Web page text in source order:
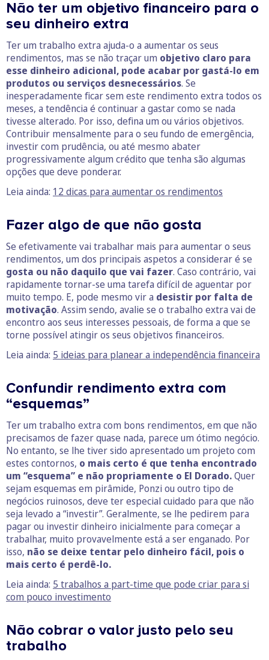
Não ter um objetivo financeiro para o
seu dinheiro extra
Ter um trabalho extra ajuda-o a aumentar os seus
rendimentos, mas se não traçar um objetivo claro para
esse dinheiro adicional, pode acabar por gastá-lo em
produtos ou serviços desnecessários. Se
inesperadamente ficar sem este rendimento extra todos os
meses, a tendência é continuar a gastar como se nada
tivesse alterado. Por isso, defina um ou vários objetivos.
Contribuir mensalmente para o seu fundo de emergência,
investir com prudência, ou até mesmo abater
progressivamente algum crédito que tenha são algumas
opções que deve ponderar.
Leia ainda: 12 dicas para aumentar os rendimentos
Fazer algo de que não gosta
Se efetivamente vai trabalhar mais para aumentar o seus
rendimentos, um dos principais aspetos a considerar é se
gosta ou não daquilo que vai fazer. Caso contrário, vai
rapidamente tornar-se uma tarefa difícil de aguentar por
muito tempo. E, pode mesmo vir a desistir por falta de
motivação. Assim sendo, avalie se o trabalho extra vai de
encontro aos seus interesses pessoais, de forma a que se
torne possível atingir os seus objetivos financeiros.
Leia ainda: 5 ideias para planear a independência financeira
Confundir rendimento extra com
“esquemas”
Ter um trabalho extra com bons rendimentos, em que não
precisamos de fazer quase nada, parece um ótimo negócio.
No entanto, se lhe tiver sido apresentado um projeto com
estes contornos, o mais certo é que tenha encontrado
um “esquema” e não propriamente o El Dorado.Quer
sejam esquemas em pirâmide, Ponzi ou outro tipo de
negócios ruinosos, deve ter especial cuidado para que não
seja levado a “investir”. Geralmente, se lhe pedirem para
pagar ou investir dinheiro inicialmente para começar a
trabalhar, muito provavelmente está a ser enganado. Por
isso, não se deixe tentar pelo dinheiro fácil, pois o
mais certo é perdê-lo.
Leia ainda: 5 trabalhos a part-time que pode criar para si
com pouco investimento
Não cobrar o valor justo pelo seu
trabalho